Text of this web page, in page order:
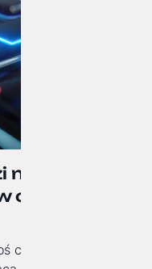
na wyższy
oficjalnie po
czasu obserwuję, jak